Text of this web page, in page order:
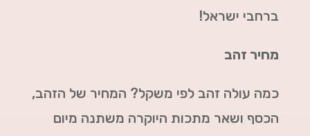
ברחבי ישראל!
מחיר זהב
כמה עולה זהב לפי משקל? המחיר של הזהב,
הכסף ושאר מתכות היוקרה משתנה מיום